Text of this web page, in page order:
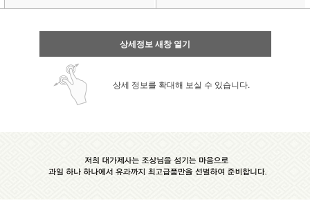
상세정보 새창 열기
상세 정보를 확대해 보실 수 있습니다.